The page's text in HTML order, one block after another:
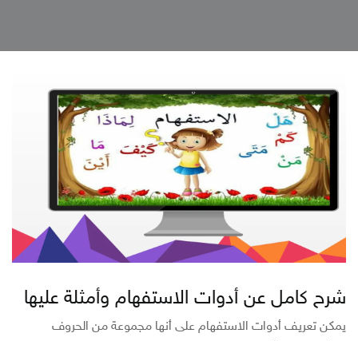
شرح كامل عن أدوات الاستفهام وأمثلة عليها
يمكن تعريف أدوات الاستفهام على أنها مجموعة من الحروف